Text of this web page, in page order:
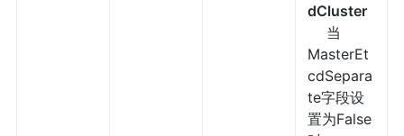
dCluster
当
MasterEt
cdSepara
te字段设
置为False